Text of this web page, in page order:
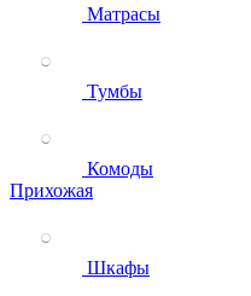
Матрасы
Тумбы
Комоды
Прихожая
Шкафы